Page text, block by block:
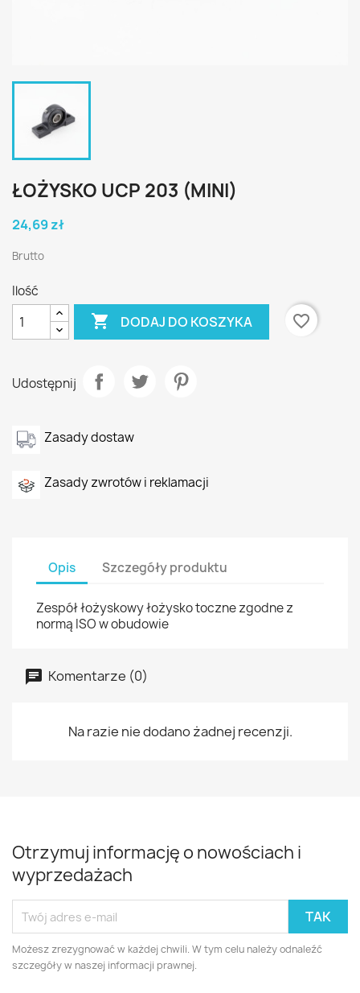
ŁOŻYSKO UCP 203 (MINI)
24,69 zł
Brutto
Ilość
 DODAJ DO KOSZYKA favorite_border
Udostępnij
Zasady dostaw
Zasady zwrotów i reklamacji
Opis Szczegóły produktu
Zespół łożyskowy łożysko toczne zgodne z
normą ISO w obudowie
Komentarze (0)
Na razie nie dodano żadnej recenzji.
Otrzymuj informację o nowościach i
wyprzedażach
Możesz zrezygnować w każdej chwili. W tym celu należy odnaleźć
szczegóły w naszej informacji prawnej.